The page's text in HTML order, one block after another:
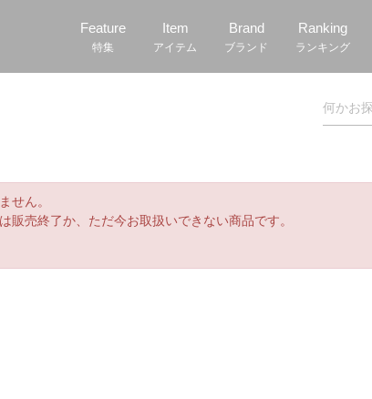
Feature
特集
Item
アイテム
Brand
ブランド
Ranking
ランキング
せん。
販売終了か、ただ今お取扱いできない商品です。